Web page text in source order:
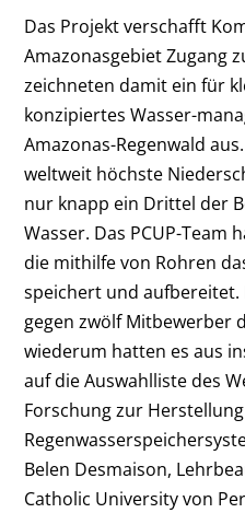
Das Projekt verschafft
Amazonasgebiet Zugang
zeichneten damit ein für
konzipiertes Wasser-
Amazonas-Regenwald
weltweit höchste
nur knapp ein Drittel der
Wasser. Das PCUP-Team
die mithilfe von Rohren
speichert und aufbereitet.
gegen zwölf Mitbewerber
wiederum hatten es aus
auf die Auswahlliste des
Forschung zur
Belen Desmaison,
Catholic University von